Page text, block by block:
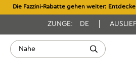
Die Fazzini-Rabatte gehen weiter:
ZUNGE: DE